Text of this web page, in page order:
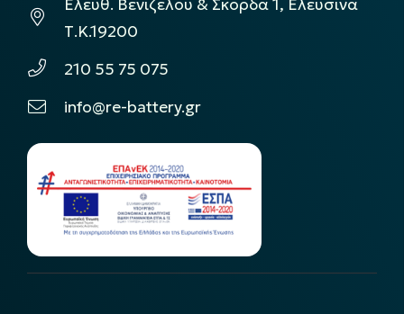
Ελεύθ. Βενιζέλου & Σκόρδα 1, Ελευσίνα
Τ.Κ.19200
210 55 75 075
info@re-battery.gr